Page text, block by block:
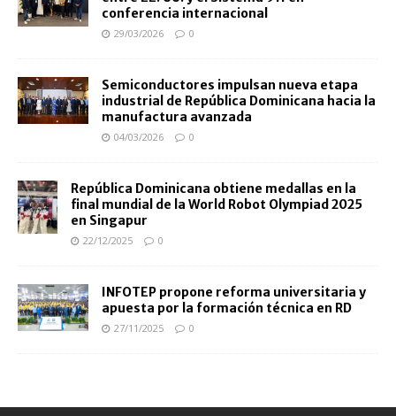
conferencia internacional
29/03/2026 0
Semiconductores impulsan nueva etapa
industrial de República Dominicana hacia la
manufactura avanzada
04/03/2026 0
República Dominicana obtiene medallas en la
final mundial de la World Robot Olympiad 2025
en Singapur
22/12/2025 0
INFOTEP propone reforma universitaria y
apuesta por la formación técnica en RD
27/11/2025 0